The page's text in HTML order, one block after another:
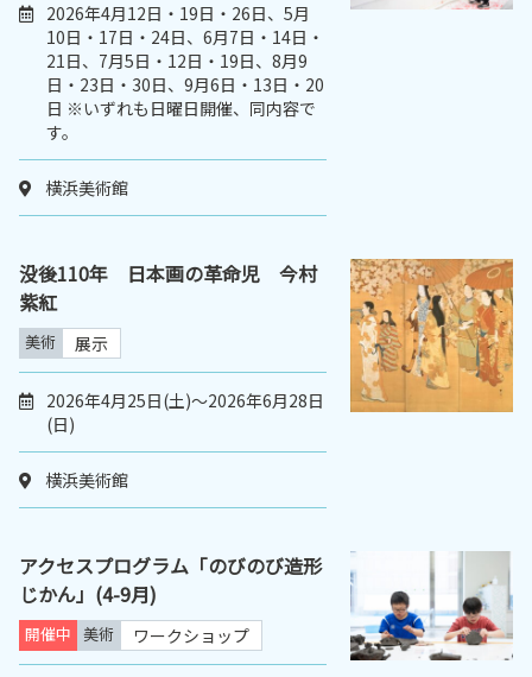
2026年4月12日・19日・26日、5月
10日・17日・24日、6月7日・14日・
21日、7月5日・12日・19日、8月9
日・23日・30日、9月6日・13日・20
日 ※いずれも日曜日開催、同内容で
す。
横浜美術館
没後110年 日本画の革命児 今村
紫紅
美術 展示
2026年4月25日(土)～2026年6月28日
(日)
横浜美術館
アクセスプログラム「のびのび造形
じかん」(4-9月)
開催中 美術 ワークショップ